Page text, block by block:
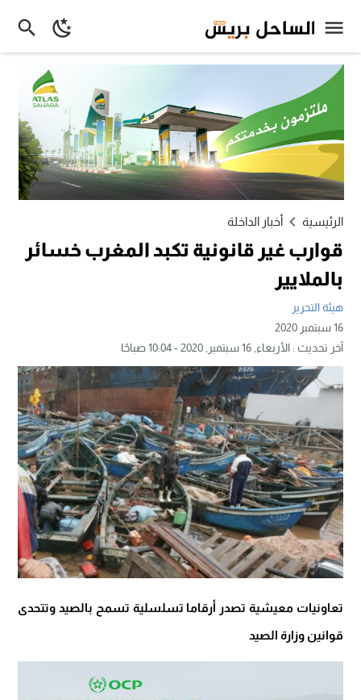
الرئيسية أخبار الداخلة
قوارب غير قانونية تكبد المغرب خسائر
بالملايير
هيئة التحرير
16 سبتمبر 2020
آخر تحديث :الأربعاء, 16 سبتمبر, 2020 - 10:04 صباحًا
تعاونيات معيشية تصدر أرقاما تسلسلية تسمح بالصيد وتتحدى
قوانين وزارة الصيد